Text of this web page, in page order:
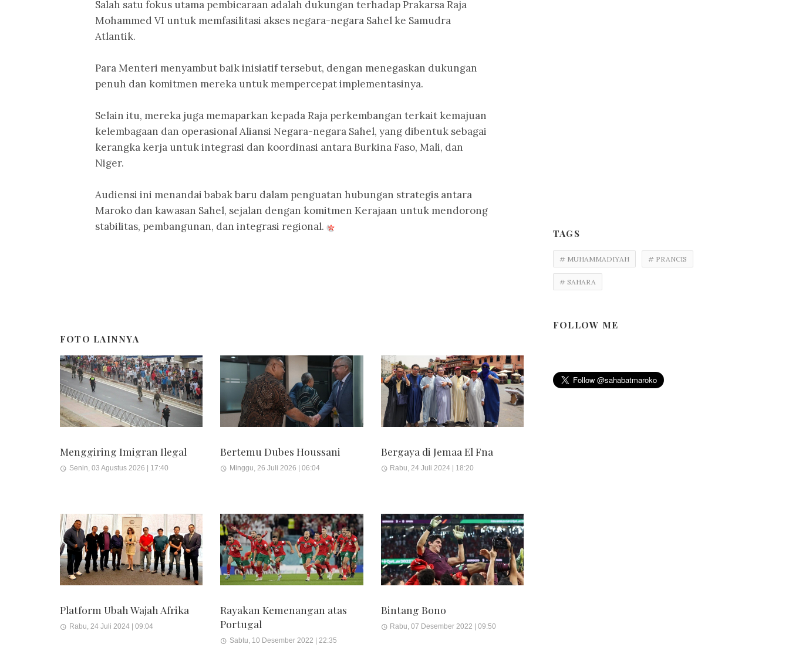
Salah satu fokus utama pembicaraan adalah dukungan terhadap Prakarsa Raja
Mohammed VI untuk memfasilitasi akses negara-negara Sahel ke Samudra
Atlantik.
Para Menteri menyambut baik inisiatif tersebut, dengan menegaskan dukungan
penuh dan komitmen mereka untuk mempercepat implementasinya.
Selain itu, mereka juga memaparkan kepada Raja perkembangan terkait kemajuan
kelembagaan dan operasional Aliansi Negara-negara Sahel, yang dibentuk sebagai
kerangka kerja untuk integrasi dan koordinasi antara Burkina Faso, Mali, dan
Niger.
Audiensi ini menandai babak baru dalam penguatan hubungan strategis antara
Maroko dan kawasan Sahel, sejalan dengan komitmen Kerajaan untuk mendorong
stabilitas, pembangunan, dan integrasi regional.
FOTO LAINNYA
Menggiring Imigran Ilegal
Senin, 03 Agustus 2026 | 17:40
Bertemu Dubes Houssani
Minggu, 26 Juli 2026 | 06:04
Bergaya di Jemaa El Fna
Rabu, 24 Juli 2024 | 18:20
Platform Ubah Wajah Afrika
Rabu, 24 Juli 2024 | 09:04
Rayakan Kemenangan atas
Portugal
Sabtu, 10 Desember 2022 | 22:35
Bintang Bono
Rabu, 07 Desember 2022 | 09:50
TAGS
# MUHAMMADIYAH # PRANCIS
# SAHARA
FOLLOW ME